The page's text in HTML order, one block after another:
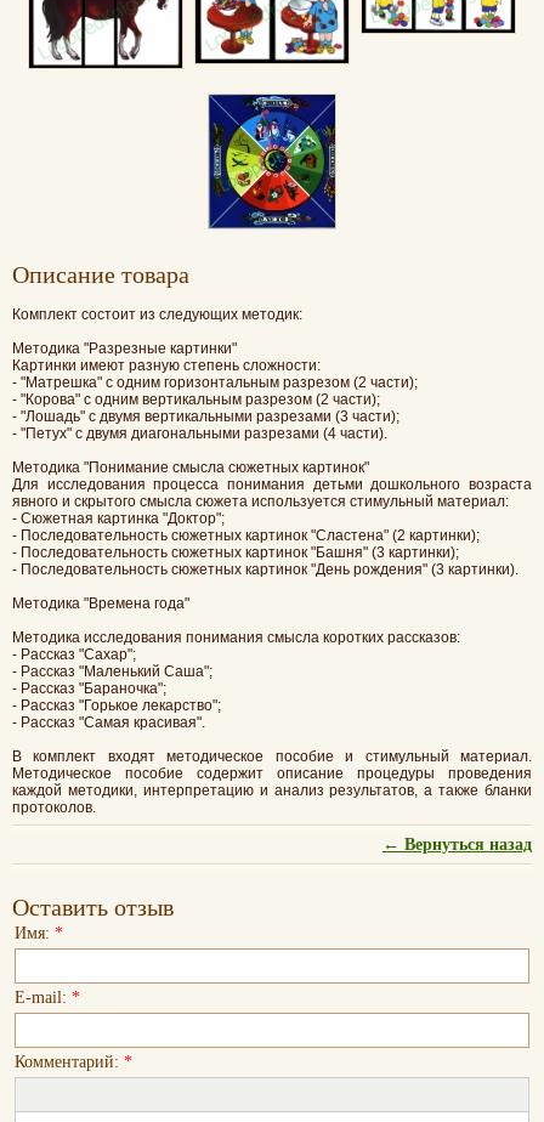
Oписание товара
Комплект состоит из следующих методик:
Методика "Разрезные картинки"
Картинки имеют разную степень сложности:
- "Матрешка" с одним горизонтальным разрезом (2 части);
- "Корова" с одним вертикальным разрезом (2 части);
- "Лошадь" с двумя вертикальными разрезами (3 части);
- "Петух" с двумя диагональными разрезами (4 части).
Методика "Понимание смысла сюжетных картинок"
Для исследования процесса понимания детьми дошкольного возраста
явного и скрытого смысла сюжета используется стимульный материал:
- Сюжетная картинка "Доктор";
- Последовательность сюжетных картинок "Сластена" (2 картинки);
- Последовательность сюжетных картинок "Башня" (3 картинки);
- Последовательность сюжетных картинок "День рождения" (3 картинки).
Методика "Времена года"
Методика исследования понимания смысла коротких рассказов:
- Рассказ "Сахар";
- Рассказ "Маленький Саша";
- Рассказ "Бараночка";
- Рассказ "Горькое лекарство";
- Рассказ "Самая красивая".
В комплект входят методическое пособие и стимульный материал.
Методическое пособие содержит описание процедуры проведения
каждой методики, интерпретацию и анализ результатов, а также бланки
протоколов.
← Вернуться назад
Оставить отзыв
Имя: *
E-mail: *
Комментарий: *